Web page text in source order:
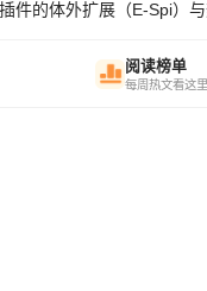
件的体外扩展（E-Spi）与
阅读榜单
每周热文看这里